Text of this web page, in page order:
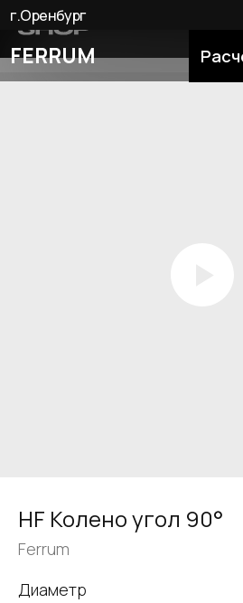
FERRUM Расчет
г.Оренбург
HF Колено угол 90°
Ferrum
Диаметр